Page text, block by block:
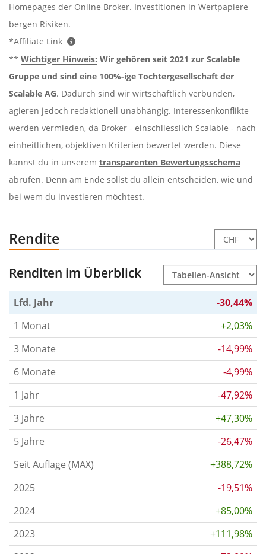
Homepages der Online Broker. Investitionen in Wertpapiere
bergen Risiken.
*Affiliate Link
** Wichtiger Hinweis: Wir gehören seit 2021 zur Scalable
Gruppe und sind eine 100%-ige Tochtergesellschaft der
Scalable AG. Dadurch sind wir wirtschaftlich verbunden,
agieren jedoch redaktionell unabhängig. Interessenkonflikte
werden vermieden, da Broker - einschliesslich Scalable - nach
einheitlichen, objektiven Kriterien bewertet werden. Diese
kannst du in unserem transparenten Bewertungsschema
abrufen. Denn am Ende sollst du allein entscheiden, wie und
bei wem du investieren möchtest.
Rendite
Renditen im Überblick
Lfd. Jahr
-30,44%
1 Monat
+2,03%
3 Monate
-14,99%
6 Monate
-4,99%
1 Jahr
-47,92%
3 Jahre
+47,30%
5 Jahre
-26,47%
Seit Auflage (MAX)
+388,72%
2025
-19,51%
2024
+85,00%
2023
+111,98%